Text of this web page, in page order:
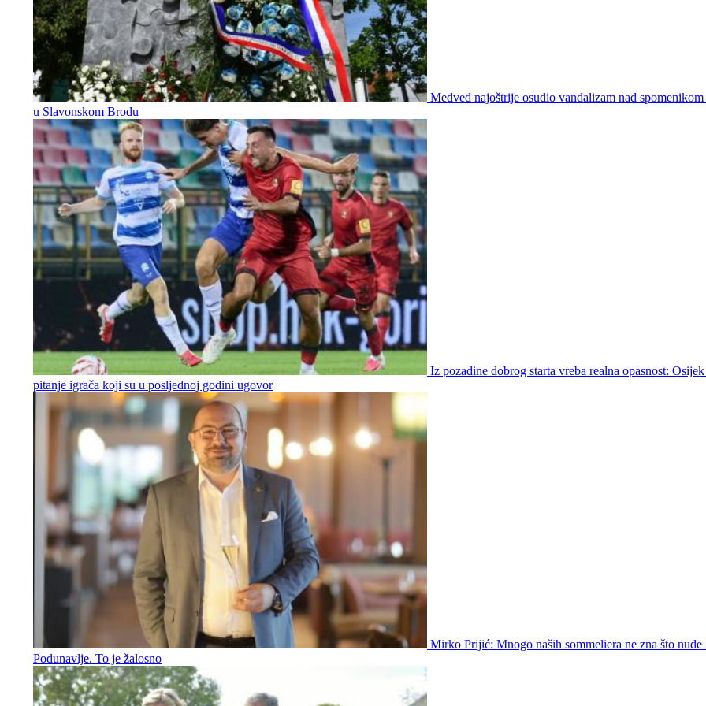
Medved najoštrije osudio vandalizam nad
u Slavonskom Brodu
Iz pozadine dobrog starta vreba realna opasnost: Osijek
pitanje igrača koji su u posljednoj godini ugovor
Mirko Prijić: Mnogo naših sommeliera ne zna što nude
Podunavlje. To je žalosno